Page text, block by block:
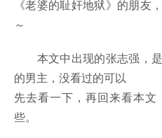
《老婆的耻奸地狱》的朋友
～
本文中出现的张志强，是
的男主，没看过的可以
先去看一下，再回来看本
些。